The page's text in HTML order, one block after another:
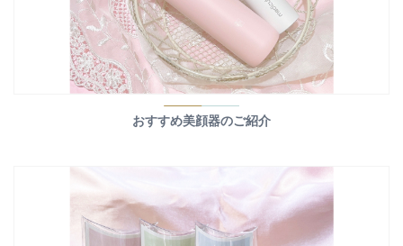
おすすめ美顔器のご紹介